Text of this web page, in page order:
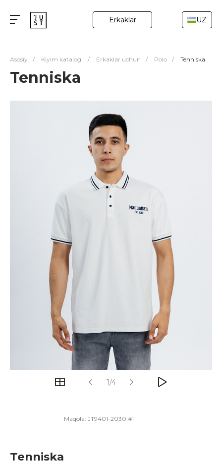
Erkaklar UZ
Asosiy / Kiyim katalogi / Erkaklar uchun / Polo / Tenniska
Tenniska
1/4
Maqola: JT9401-2030 #1
Tenniska